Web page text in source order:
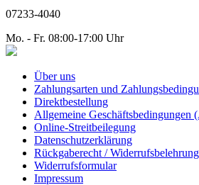
07233-4040
Mo. - Fr. 08:00-17:00 Uhr
Über uns
Zahlungsarten und
Direktbestellung
Allgemeine Geschäftsbedingungen
Online-Streitbeilegung
Datenschutzerklärung
Rückgaberecht / Widerrufsbelehrung
Widerrufsformular
Impressum